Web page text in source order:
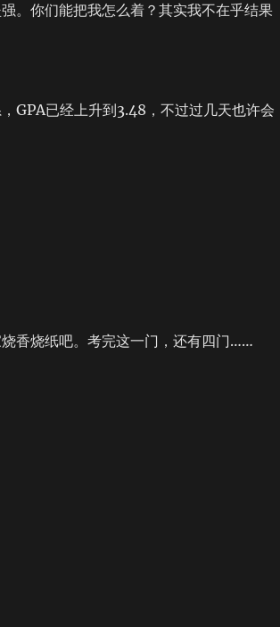
。你们能把我怎么着？其实我不在乎结果
已经上升到3.48，不过过几天也许会
香烧纸吧。考完这一门，还有四门……